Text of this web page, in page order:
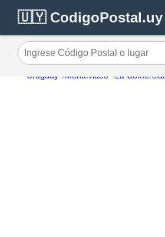
🇺🇾 CodigoPostal.uy
Ingrese Código Postal o lugar
Uruguay Montevideo La Comercial